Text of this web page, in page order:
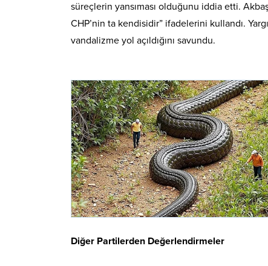
süreçlerin yansıması olduğunu iddia etti.
CHP’nin ta kendisidir” ifadelerini kullandı.
vandalizme yol açıldığını savundu.
Diğer Partilerden Değerlendirmeler